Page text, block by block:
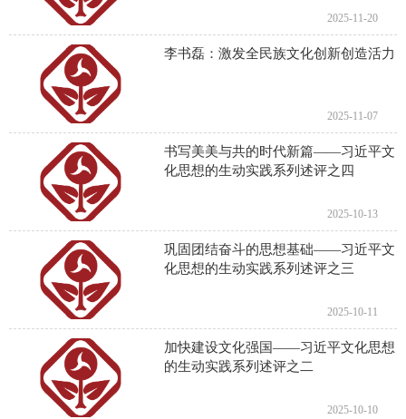
2025-11-20
李书磊：激发全民族文化创新创造活力
2025-11-07
书写美美与共的时代新篇——习近平文
化思想的生动实践系列述评之四
2025-10-13
巩固团结奋斗的思想基础——习近平文
化思想的生动实践系列述评之三
2025-10-11
加快建设文化强国——习近平文化思想
的生动实践系列述评之二
2025-10-10